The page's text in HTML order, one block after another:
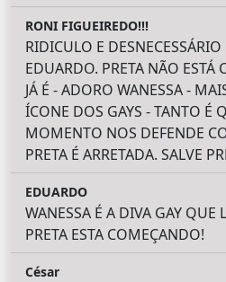
RONI FIGUEIREDO!!!
RIDICULO E
EDUARDO. PRETA NÃO ESTÁ
JÁ É - ADORO WANESSA -
ÍCONE DOS GAYS - TANTO É
MOMENTO NOS DEFENDE
PRETA É ARRETADA. SALVE
EDUARDO
WANESSA É A DIVA GAY QUE
PRETA ESTA COMEÇANDO!
César